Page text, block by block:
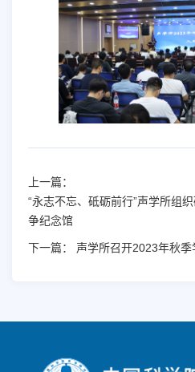
上一篇：
“永志不忘、砥砺前行”声学所组
争纪念馆
下一篇： 声学所召开2023年秋季